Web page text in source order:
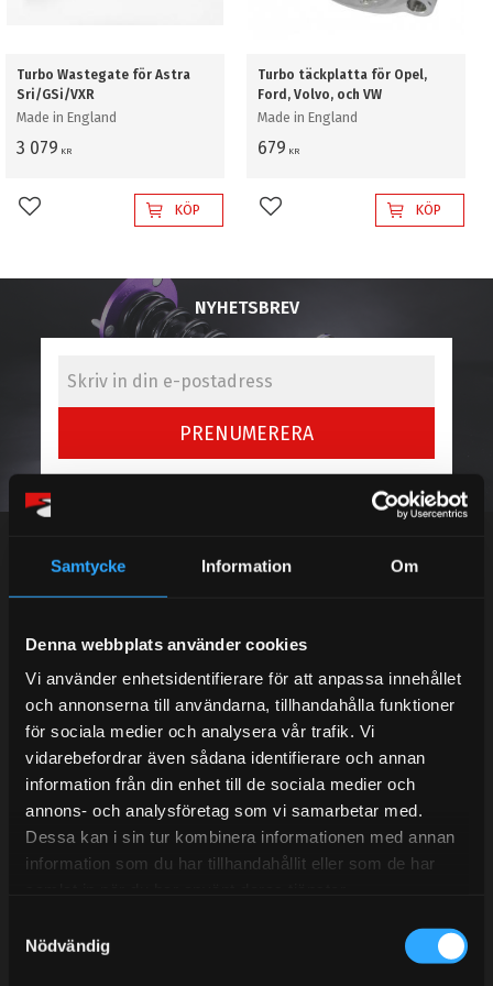
Samtycke Information Om
Denna webbplats använder cookies
Vi använder enhetsidentifierare för att anpassa innehållet
och annonserna till användarna, tillhandahålla funktioner
för sociala medier och analysera vår trafik. Vi
vidarebefordrar även sådana identifierare och annan
information från din enhet till de sociala medier och
annons- och analysföretag som vi samarbetar med.
Dessa kan i sin tur kombinera informationen med annan
information som du har tillhandahållit eller som de har
Nödvändig
Turbo Wastegate för Astra
Sri/GSi/VXR
Made in England
3 079 KR
Lägg till i favoriterKÖP
Turbo täckplatta för Opel,
Ford, Volvo, och VW
Made in England
679 KR
Lägg till i favoriterKÖP
NYHETSBREV
PRENUMERERA
integritetspolicy
Semestertider.
Under V.27 - V.33 nås vi enbart på mejl. Ordrar skickas
under sommaren men med viss fördröjning. 2/7 -9/7 är
det helt stängt.
Mån-Tors: 10:30-15:00
Lunchstängt 12:00-13:00